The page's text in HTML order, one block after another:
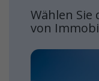
Wählen Sie
von